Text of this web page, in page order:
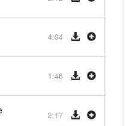
4:04
1:46
2:17